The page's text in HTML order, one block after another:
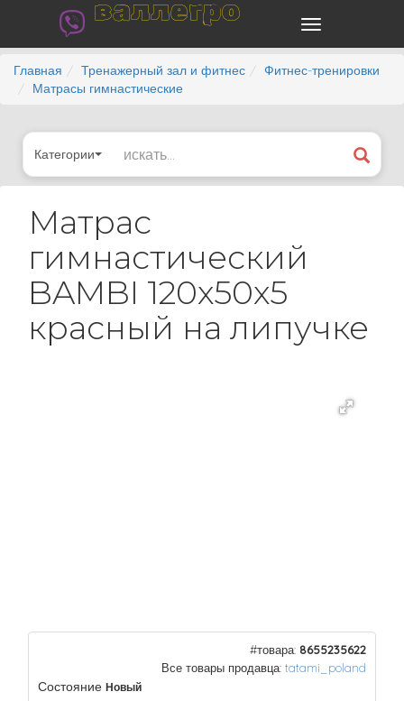
валлегро
Главная Тренажерный зал и фитнес
Фитнес-тренировки
Матрасы гимнастические
Категории
Матрас
гимнастический
BAMBI 120х50х5
красный на липучке
#товара: 8655235622
Все товары продавца: tatami_poland
Состояние Новый